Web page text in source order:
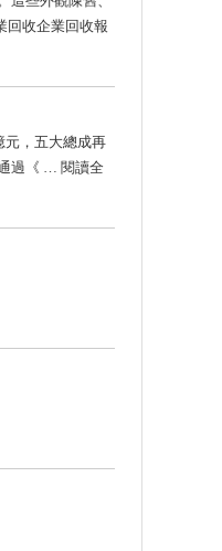
回收企業回收報
元，五大總成再
過《 … 閱讀全